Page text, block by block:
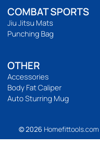
COMBAT SPORTS
Jiu Jitsu Mats
Punching Bag
OTHER
Accessories
Body Fat Caliper
Auto Sturring Mug
© 2026 Homefittools.com